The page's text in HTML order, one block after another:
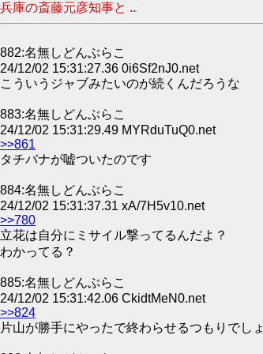
兵庫の斎藤元彦知事と ..
882:名無しどんぶらこ
24/12/02 15:31:27.36 0i6Sf2nJ0.net
こういうジャブみたいのが続くんだろうな
883:名無しどんぶらこ
24/12/02 15:31:29.49 MYRduTuQ0.net
>>861
タチバナが嘘ついたのです
884:名無しどんぶらこ
24/12/02 15:31:37.31 xA/7H5v10.net
>>780
立花は自分にミサイル撃ってるんだよ？
わかってる？
885:名無しどんぶらこ
24/12/02 15:31:42.06 CkidtMeN0.net
>>824
片山が勝手にやったで終わらせるつもりでしょ